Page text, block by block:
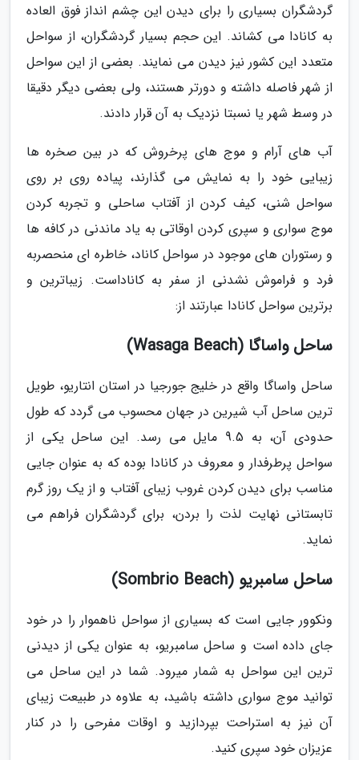
گردشگران بسیاری را برای دیدن این چشم انداز فوق العاده
به کانادا می کشاند. این حجم بسیار گردشگران، از سواحل
متعدد این کشور نیز دیدن می نمایند. بعضی از این سواحل
از شهر فاصله داشته و دورتر هستند، ولی بعضی دیگر دقیقا
در وسط شهر یا نسبتا نزدیک به آن قرار دادند.
آب های آرام و موج های پرخروش که در بین صخره ها
زیبایی خود را به نمایش می گذارند، پیاده روی بر روی
سواحل شنی، کیف کردن از آفتاب ساحلی و تجربه کردن
موج سواری و سپری کردن اوقاتی به یاد ماندنی در کافه ها
و رستوران های موجود در سواحل کاناد، خاطره ای منحصربه
فرد و فراموش نشدنی از سفر به کاناداست. زیباترین و
برترین سواحل کانادا عبارتند از:
ساحل واساگا (Wasaga Beach)
ساحل واساگا واقع در خلیج جورجیا در استان انتاریو، طویل
ترین ساحل آب شیرین در جهان محسوب می گردد که طول
حدودی آن، به 9.5 مایل می رسد. این ساحل یکی از
سواحل پرطرفدار و معروف در کانادا بوده که به عنوان جایی
مناسب برای دیدن کردن غروب زیبای آفتاب و از یک روز گرم
تابستانی نهایت لذت را بردن، برای گردشگران فراهم می
نماید.
ساحل سامبریو (Sombrio Beach)
ونکوور جایی است که بسیاری از سواحل ناهموار را در خود
جای داده است و ساحل سامبریو، به عنوان یکی از دیدنی
ترین این سواحل به شمار میرود. شما در این ساحل می
توانید موج سواری داشته باشید، به علاوه در طبیعت زیبای
آن نیز به استراحت بپردازید و اوقات مفرحی را در کنار
عزیزان خود سپری کنید.